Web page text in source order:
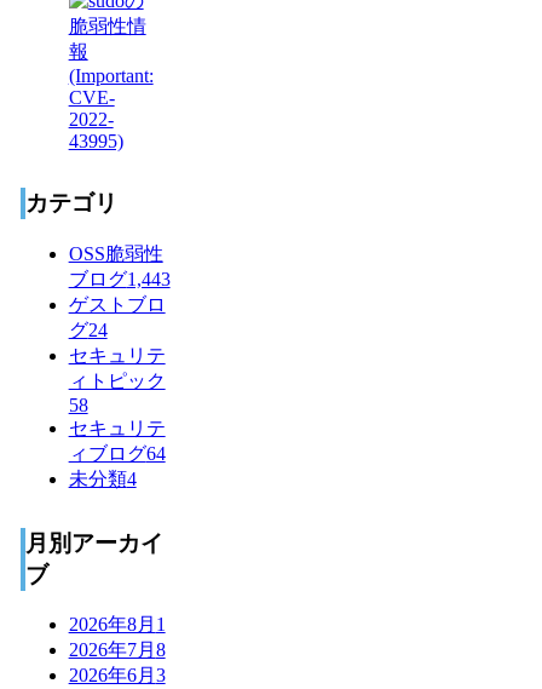
カテゴリ
OSS脆弱性
ブログ1,443
ゲストブロ
グ24
セキュリテ
ィトピック
58
セキュリテ
ィブログ64
未分類4
月別アーカイ
ブ
2026年8月 1
2026年7月 8
2026年6月 3